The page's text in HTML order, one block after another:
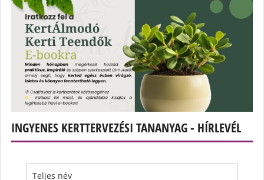
INGYENES KERTTERVEZÉSI TANANYAG - HÍRLEVÉL